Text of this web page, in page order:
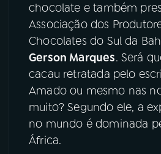
TikTok
chocolate e também
Associação dos
Chocolates do Sul da
Gerson Marques. Será
cacau retratada pelo
Amado ou mesmo nas
muito? Segundo ele, a
no mundo é dominada
África.